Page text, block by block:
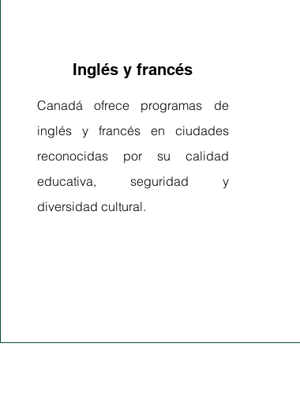
Inglés y francés
Canadá ofrece programas de
inglés y francés en ciudades
reconocidas por su calidad
educativa, seguridad y
diversidad cultural.